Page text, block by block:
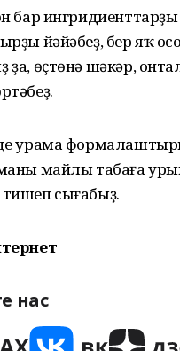
бар
йәйәбеҙ, бер яҡ
өҫтөнә шәкәр,
урама
майлы табаға
сығабыҙ.
нас